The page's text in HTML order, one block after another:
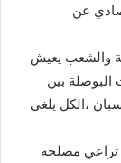
عن
والشعب يعيش
بين
،الكل يلغى
تراعي مصلحة